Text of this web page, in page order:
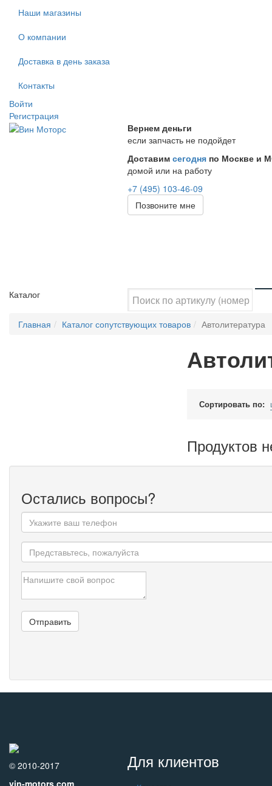
Наши магазины
О компании
Доставка в день заказа
Контакты
Войти
Регистрация
Вернем деньги
если запчасть не подойдет
Доставим сегодня по Москве и
домой или на работу
+7 (495) 103-46-09
Позвоните мне
Каталог
Главная Каталог сопутствующих товаров Автолитература
Сортировать по:
Продуктов
Остались вопросы?
© 2010-2017
Для клиентов